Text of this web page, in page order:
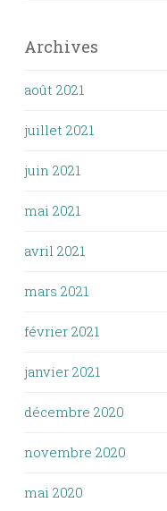
Archives
août 2021
juillet 2021
juin 2021
mai 2021
avril 2021
mars 2021
février 2021
janvier 2021
décembre 2020
novembre 2020
mai 2020